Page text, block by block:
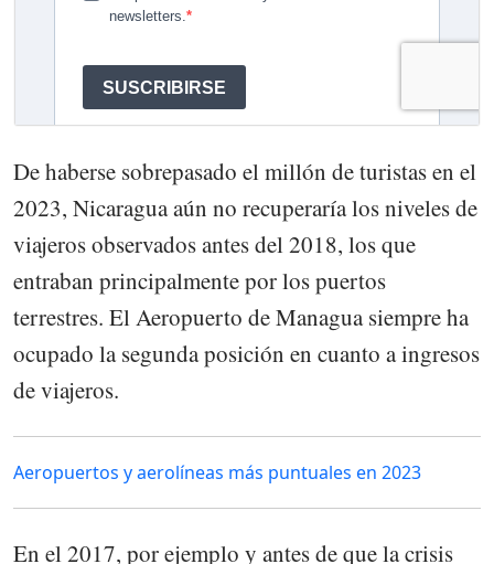
De haberse sobrepasado el millón de turistas en el
2023, Nicaragua aún no recuperaría los niveles de
viajeros observados antes del 2018, los que
entraban principalmente por los puertos
terrestres. El Aeropuerto de Managua siempre ha
ocupado la segunda posición en cuanto a ingresos
de viajeros.
Aeropuertos y aerolíneas más puntuales en 2023
En el 2017, por ejemplo y antes de que la crisis